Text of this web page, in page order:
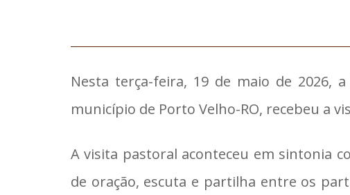
Nesta terça-feira, 19 de maio de 2026,
município de Porto Velho-RO, recebeu a
A visita pastoral aconteceu em sintonia
de oração, escuta e partilha entre os